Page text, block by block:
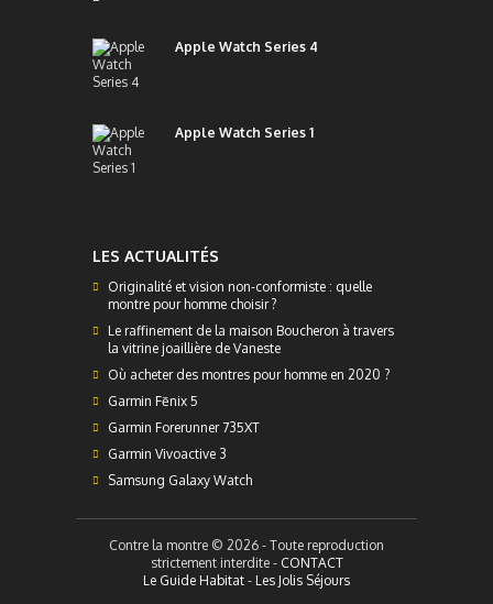
Apple Watch Series 4
Apple Watch Series 1
LES ACTUALITÉS
Originalité et vision non-conformiste : quelle
montre pour homme choisir ?
Le raffinement de la maison Boucheron à travers
la vitrine joaillière de Vaneste
Où acheter des montres pour homme en 2020 ?
Garmin Fēnix 5
Garmin Forerunner 735XT
Garmin Vivoactive 3
Samsung Galaxy Watch
Contre la montre © 2026 - Toute reproduction
strictement interdite - CONTACT
Le Guide Habitat - Les Jolis Séjours